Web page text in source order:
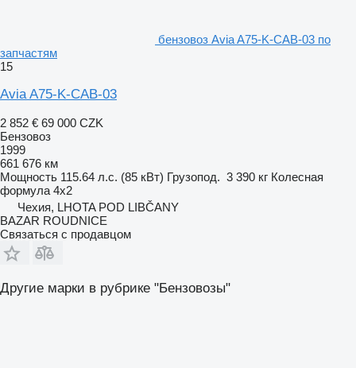
бензовоз Avia A75-K-CAB-03 по
запчастям
15
Avia A75-K-CAB-03
2 852 € 69 000 CZK
Бензовоз
1999
661 676 км
Мощность 115.64 л.с. (85 кВт) Грузопод. 3 390 кг Колесная
формула 4x2
Чехия, LHOTA POD LIBČANY
BAZAR ROUDNICE
Связаться с продавцом
Другие марки в рубрике "Бензовозы"